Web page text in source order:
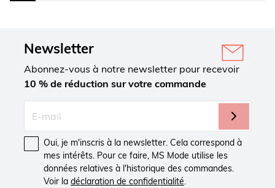
Newsletter
Abonnez-vous à notre newsletter pour recevoir
10 % de réduction sur votre commande
Oui, je m'inscris à la newsletter. Cela correspond à
mes intérêts. Pour ce faire, MS Mode utilise les
données relatives à l'historique des commandes.
Voir la déclaration de confidentialité.